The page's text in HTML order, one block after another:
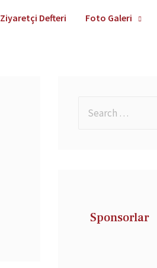
Ziyaretçi Defteri Foto Galeri
Sponsorlar